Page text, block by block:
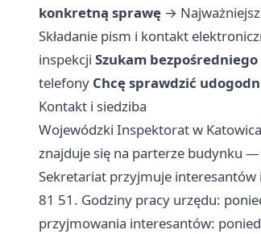
konkretną sprawę →
Składanie pism i kontakt
inspekcji Szukam
telefony Chcę sprawdzić
Kontakt i siedziba
Wojewódzki Inspektorat w
znajduje się na parterze budynku
Sekretariat przyjmuje
81 51. Godziny pracy urzędu:
przyjmowania interesantów: